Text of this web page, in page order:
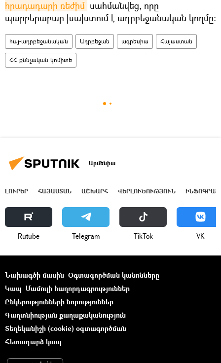
հրադադարի ռեժիմ սահմանվեց, որը
պարբերաբար խախտում է ադրբեջանական կողմը։
հայ-ադրբեջանական Ադրբեջան ագրեսիա Հայաստան
ՀՀ քննչական կոմիտե
Արմենիա
ԼՈՒՐԵՐ ՀԱՅԱՍՏԱՆ ԱՇԽԱՐՀ ՎԵՐԼՈՒԾՈՒԹՅՈՒՆ
Rutube Telegram ТikТоk VK
Նախագծի մասին Օգտագործման կանոնները
Կապ Մամուլի հաղորդագրություններ
Ընկերությունների նորություններ
Գաղտնիության քաղաքականություն
Տեղեկանիշի (cookie) օգտագործման
Հետադարձ կապ